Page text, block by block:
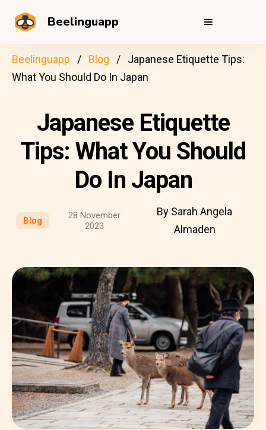
Beelinguapp
Beelinguapp Blog
Japanese Etiquette Tips:
What You Should Do In Japan
Japanese Etiquette
Tips: What You Should
Do In Japan
Blog
28 November
2023
By Sarah Angela
Almaden